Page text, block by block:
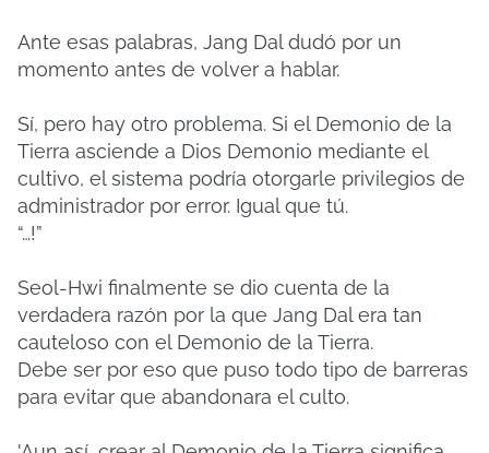
Ante esas palabras, Jang Dal dudó por un
momento antes de volver a hablar.
Sí, pero hay otro problema. Si el Demonio de la
Tierra asciende a Dios Demonio mediante el
cultivo, el sistema podría otorgarle privilegios de
administrador por error. Igual que tú.
“…!”
Seol-Hwi finalmente se dio cuenta de la
verdadera razón por la que Jang Dal era tan
cauteloso con el Demonio de la Tierra.
Debe ser por eso que puso todo tipo de barreras
para evitar que abandonara el culto.